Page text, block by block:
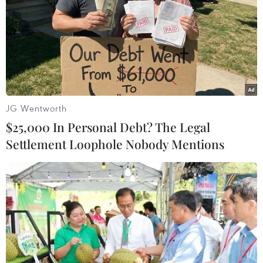
lượng
08/08/2026 01:33
Việt Nam cần theo dõi chặt chẽ các
biện pháp phòng vệ thương mại tại
Canada
Libya tiến gần hơn tới mục tiêu khai
thác 2 triệu thùng dầu mỗi ngày
08/08/2026 00:12
Những tư duy mới về
phát triển quốc gia biển mạnh
JG Wentworth
$25,000 In Personal Debt? The Legal
Settlement Loophole Nobody Mentions